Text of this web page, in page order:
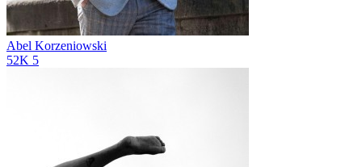
Abel Korzeniowski
52K 5